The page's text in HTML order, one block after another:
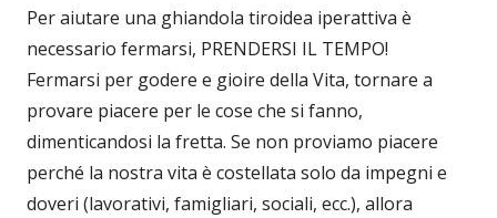
Per aiutare una ghiandola tiroidea iperattiva è
necessario fermarsi, PRENDERSI IL TEMPO!
Fermarsi per godere e gioire della Vita, tornare a
provare piacere per le cose che si fanno,
dimenticandosi la fretta. Se non proviamo piacere
perché la nostra vita è costellata solo da impegni e
doveri (lavorativi, famigliari, sociali, ecc.), allora